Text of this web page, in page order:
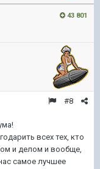
43 801
#8
всех тех, кто
и делом и вообще,
самое лучшее